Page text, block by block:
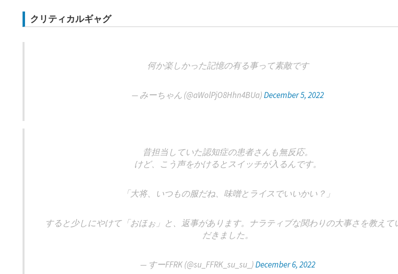
クリティカルギャグ
何か楽しかった記憶の有る事って素敵です
— みーちゃん (@aWolPjO8Hhn4BUa)December 5, 2022
昔担当していた認知症の患者さんも無反応。
けど、こう声をかけるとスイッチが入るんです。
「大将、いつもの服だね、味噌とライスでいいかい？」
すると少しにやけて「おほぉ」と、返事があります。ナラティブな関わりの大事さを教えて
だきました。
— すーFFRK (@su_FFRK_su_su_)December 6, 2022